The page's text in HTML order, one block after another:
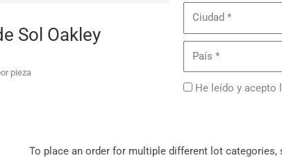
Sol Oakley
pieza
Sol
Ciudad
Términos
He leído y
To place an order for multiple different lot categories,